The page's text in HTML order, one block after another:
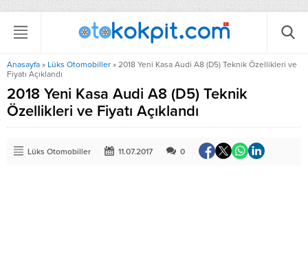
Anasayfa » Lüks Otomobiller » 2018 Yeni Kasa Audi A8 (D5) Teknik Özellikleri ve
Fiyatı Açıklandı
2018 Yeni Kasa Audi A8 (D5) Teknik
Özellikleri ve Fiyatı Açıklandı
Lüks Otomobiller 11.07.2017 0